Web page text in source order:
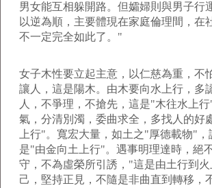
男女能互相躲開路。但孀婦則與男子行
以逆為順，主要體現在家庭倫理間，在
不一定完全如此了。"
女子木性要立起主意，以仁慈為重，不
讓人，這是陽木。由木要向水上行，多
人，不爭理，不搶先，這是"木往水上
氣，分清別濁，委曲求全，多找人的好
上行"。寬宏大量，如土之"厚德載物"
是"由金向土上行"。遇事明理達時，絕
守，不為虛榮所引誘，"這是由土行到
己，堅持正見，不隨是非曲直到轉移，